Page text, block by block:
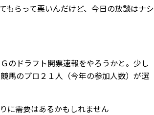
もらって悪いんだけど、今日の放談はナシ
のドラフト開票速報をやろうかと。少し
馬のプロ２１人（今年の参加人数）が選
に需要はあるかもしれません